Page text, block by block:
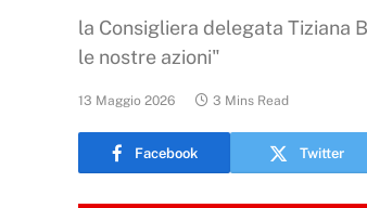
la Consigliera delegata Tiziana
le nostre azioni"
13 Maggio 2026 3 Mins Read
Facebook Twitter